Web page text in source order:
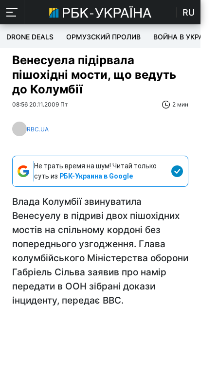
RU
DRONE DEALS ОРМУЗСКИЙ ПРОЛИВ ВОЙНА В УКРАИНЕ
Венесуела підірвала
пішохідні мости, що ведуть
до Колумбії
08:56 20.11.2009 Пт 2 мин
RBC.UA
Не трать время на шум! Читай только
суть из РБК-Украина в Google
Влада Колумбії звинуватила
Венесуелу в підриві двох пішохідних
мостів на спільному кордоні без
попереднього узгодження. Глава
колумбійського Міністерства оборони
Габріель Сільва заявив про намір
передати в ООН зібрані докази
інциденту, передає ВВС.